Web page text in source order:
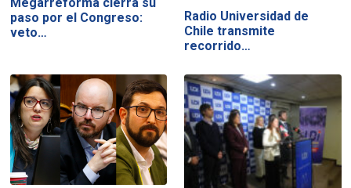
Megarreforma cierra su
paso por el Congreso:
veto…
Radio Universidad de
Chile transmite
recorrido…